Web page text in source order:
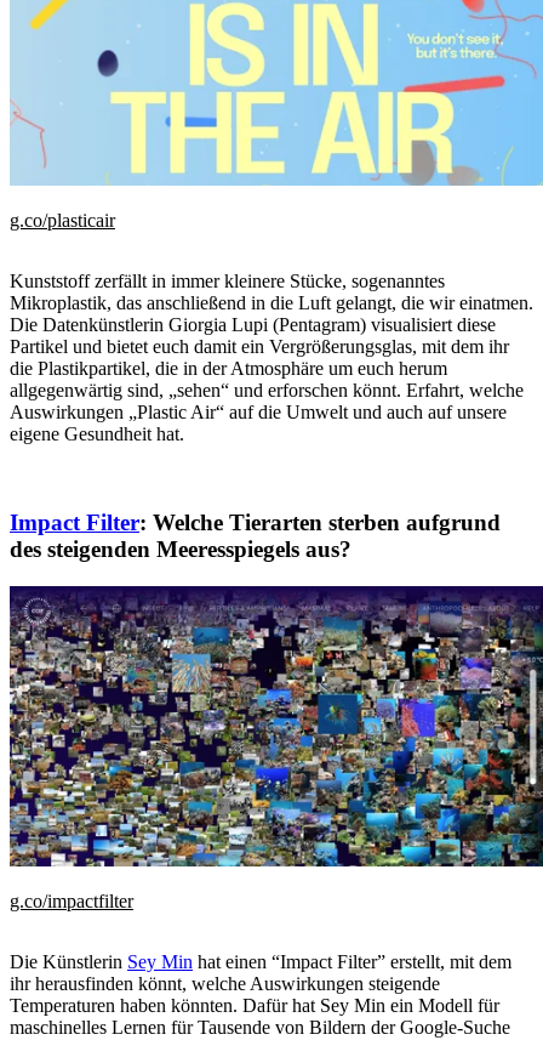
g.co/plasticair
Kunststoff zerfällt in immer kleinere Stücke, sogenanntes
Mikroplastik, das anschließend in die Luft gelangt, die wir einatmen.
Die Datenkünstlerin Giorgia Lupi (Pentagram) visualisiert diese
Partikel und bietet euch damit ein Vergrößerungsglas, mit dem ihr
die Plastikpartikel, die in der Atmosphäre um euch herum
allgegenwärtig sind, „sehen“ und erforschen könnt. Erfahrt, welche
Auswirkungen „Plastic Air“ auf die Umwelt und auch auf unsere
eigene Gesundheit hat.
Impact Filter: Welche Tierarten sterben aufgrund
des steigenden Meeresspiegels aus?
g.co/impactfilter
Die Künstlerin Sey Min hat einen “Impact Filter” erstellt, mit dem
ihr herausfinden könnt, welche Auswirkungen steigende
Temperaturen haben könnten. Dafür hat Sey Min ein Modell für
maschinelles Lernen für Tausende von Bildern der Google-Suche